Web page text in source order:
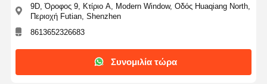
MOSFET κρυσταλλολυχνία
Χαμηλός ρυθμιστής εγκατάλειψης
9D, Όροφος 9, Κτίριο A, Modern Window, Οδός Huaqiang North,
Περιοχή Futian, Shenzhen
8613652326683
Συνομιλία τώρα